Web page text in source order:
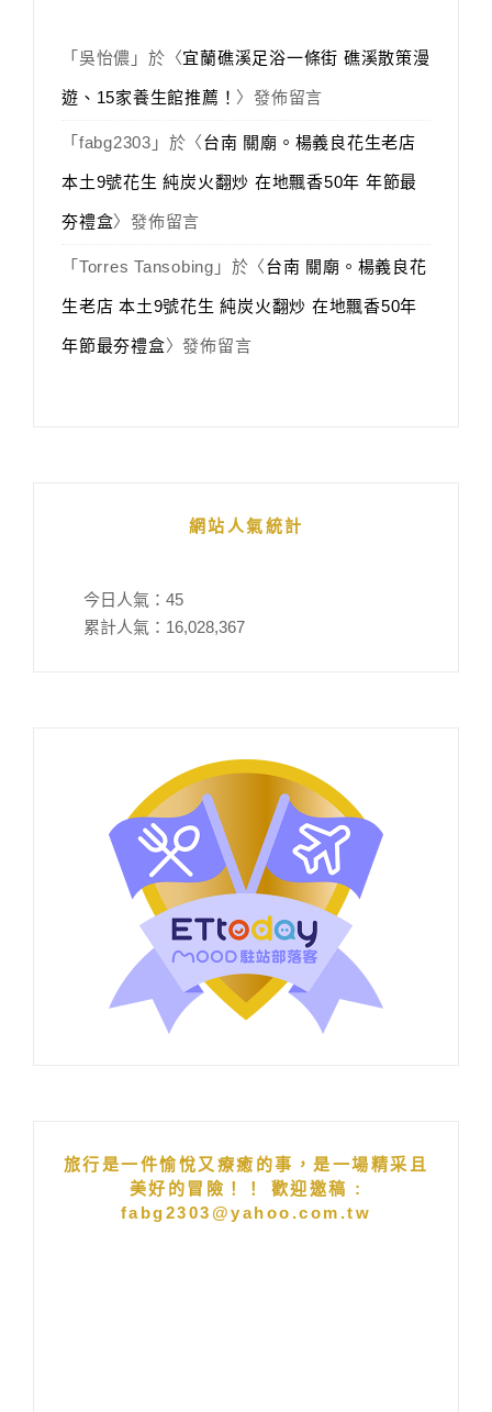
「 吳怡儂 」於〈宜蘭礁溪足浴一條街 礁溪散策漫
遊、15家養生館推薦！ 〉發佈留言
「 fabg2303 」於〈台南 關廟。楊義良花生老店
本土9號花生 純炭火翻炒 在地飄香50年 年節最
夯禮盒〉發佈留言
「 Torres Tansobing 」於〈台南 關廟。楊義良花
生老店 本土9號花生 純炭火翻炒 在地飄香50年
年節最夯禮盒〉發佈留言
網站人氣統計
今日人氣： 45
累計人氣： 16,028,367
旅行是一件愉悅又療癒的事，是一場精采且
美好的冒險！！ 歡迎邀稿 :
fabg2303@yahoo.com.tw